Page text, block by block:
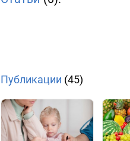
Публикации (45)